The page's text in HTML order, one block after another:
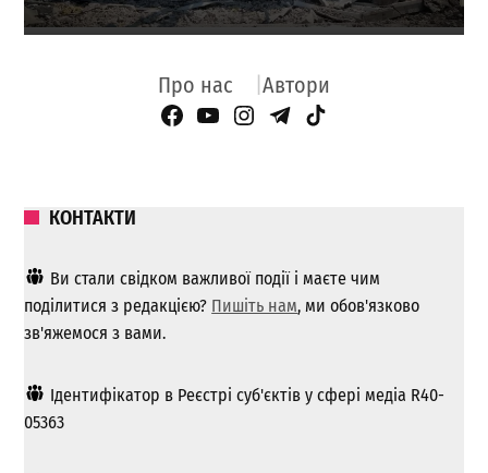
Про нас Автори
Facebook Page
YouTube
Instagram
Telegram
TikTok
КОНТАКТИ
Ви стали свідком важливої ​​події і маєте чим
поділитися з редакцією? Пишіть нам, ми обов'язково
зв'яжемося з вами.
Ідентифікатор в Реєстрі суб'єктів у сфері медіа R40-
05363